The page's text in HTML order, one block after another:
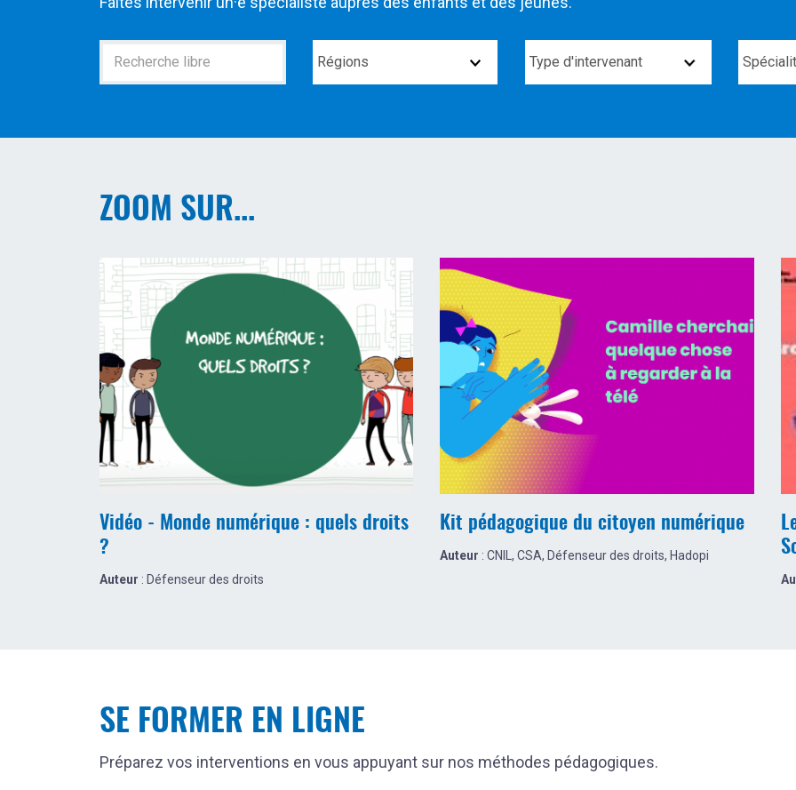
d'intervenant
ZOOM SUR...
Vidéo - Monde numérique : quels droits
?
Auteur : Défenseur des droits
Kit pédagogique du citoyen numérique
Auteur : CNIL, CSA, Défenseur des droits, Hadopi
SE FORMER EN LIGNE
Préparez vos interventions en vous appuyant sur nos méthodes pédagogiques.